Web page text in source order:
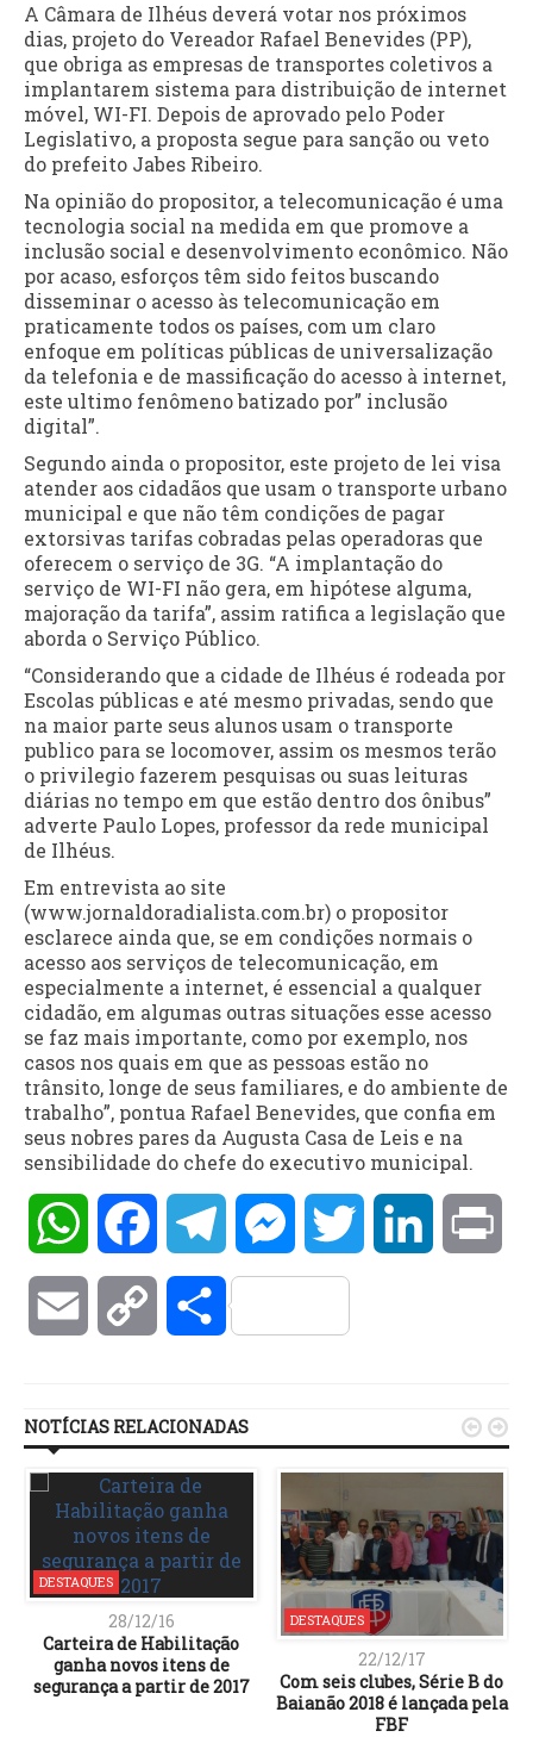
A Câmara de Ilhéus deverá votar nos próximos
dias, projeto do Vereador Rafael Benevides (PP),
que obriga as empresas de transportes coletivos a
implantarem sistema para distribuição de internet
móvel, WI-FI. Depois de aprovado pelo Poder
Legislativo, a proposta segue para sanção ou veto
do prefeito Jabes Ribeiro.
Na opinião do propositor, a telecomunicação é uma
tecnologia social na medida em que promove a
inclusão social e desenvolvimento econômico. Não
por acaso, esforços têm sido feitos buscando
disseminar o acesso às telecomunicação em
praticamente todos os países, com um claro
enfoque em políticas públicas de universalização
da telefonia e de massificação do acesso à internet,
este ultimo fenômeno batizado por” inclusão
digital”.
Segundo ainda o propositor, este projeto de lei visa
atender aos cidadãos que usam o transporte urbano
municipal e que não têm condições de pagar
extorsivas tarifas cobradas pelas operadoras que
oferecem o serviço de 3G. “A implantação do
serviço de WI-FI não gera, em hipótese alguma,
majoração da tarifa”, assim ratifica a legislação que
aborda o Serviço Público.
“Considerando que a cidade de Ilhéus é rodeada por
Escolas públicas e até mesmo privadas, sendo que
na maior parte seus alunos usam o transporte
publico para se locomover, assim os mesmos terão
o privilegio fazerem pesquisas ou suas leituras
diárias no tempo em que estão dentro dos ônibus”
adverte Paulo Lopes, professor da rede municipal
de Ilhéus.
Em entrevista ao site
(www.jornaldoradialista.com.br) o propositor
esclarece ainda que, se em condições normais o
acesso aos serviços de telecomunicação, em
especialmente a internet, é essencial a qualquer
cidadão, em algumas outras situações esse acesso
se faz mais importante, como por exemplo, nos
casos nos quais em que as pessoas estão no
trânsito, longe de seus familiares, e do ambiente de
trabalho”, pontua Rafael Benevides, que confia em
seus nobres pares da Augusta Casa de Leis e na
sensibilidade do chefe do executivo municipal.
WhatsAppFacebookTelegramMessengerTwitter LinkedIn
Email Copy Compartilhar
NOTÍCIAS RELACIONADAS
DESTAQUES
28/12/16
Carteira de Habilitação
ganha novos itens de
segurança a partir de 2017
DESTAQUES
22/12/17
Com seis clubes, Série B do
Baianão 2018 é lançada pela
FBF
 